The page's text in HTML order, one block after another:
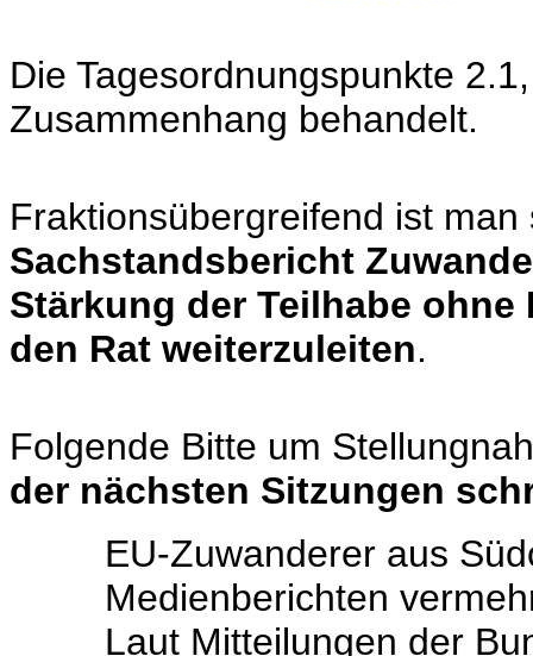
Die Tagesordnungspunkte
Zusammenhang behandelt.
Fraktionsübergreifend ist
Sachstandsbericht
Stärkung der Teilhabe
den Rat weiterzuleiten.
Folgende Bitte um
der nächsten Sitzungen
EU-Zuwanderer aus
Medienberichten
Laut Mitteilungen der